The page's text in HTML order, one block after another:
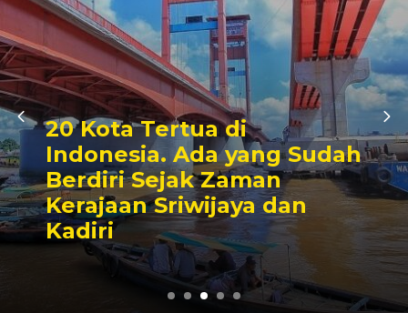
20 Kota Tertua di
Indonesia. Ada yang Sudah
Berdiri Sejak Zaman
Kerajaan Sriwijaya dan
Kadiri